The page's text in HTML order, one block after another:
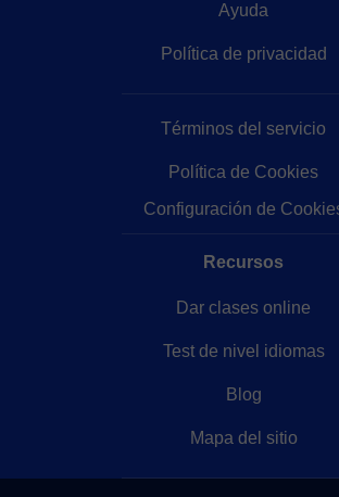
Ayuda
Política de privacidad
Términos del servicio
Política de Cookies
Configuración de
Recursos
Dar clases online
Test de nivel idiomas
Blog
Mapa del sitio